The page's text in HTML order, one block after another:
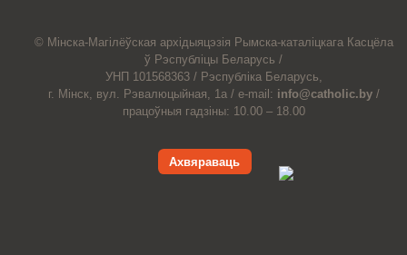
© Мiнска-Магiлёўская архiдыяцэзiя Рымска-каталіцкага Касцёла
ў Рэспубліцы Беларусь /
УНП 101568363 / Рэспубліка Беларусь,
г. Мінск, вул. Рэвалюцыйная, 1а / e-mail: info@catholic.by /
працоўныя гадзіны: 10.00 – 18.00
Ахвяраваць